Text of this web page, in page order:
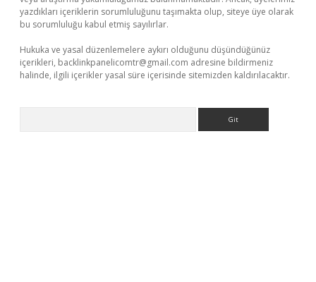
yazdıkları içeriklerin sorumluluğunu taşımakta olup, siteye üye olarak
bu sorumluluğu kabul etmiş sayılırlar.
Hukuka ve yasal düzenlemelere aykırı olduğunu düşündüğünüz
içerikleri, backlinkpanelicomtr@gmail.com adresine bildirmeniz
halinde, ilgili içerikler yasal süre içerisinde sitemizden kaldırılacaktır.